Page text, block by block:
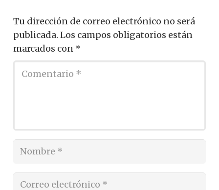
Tu dirección de correo electrónico no será
publicada. Los campos obligatorios están
marcados con *